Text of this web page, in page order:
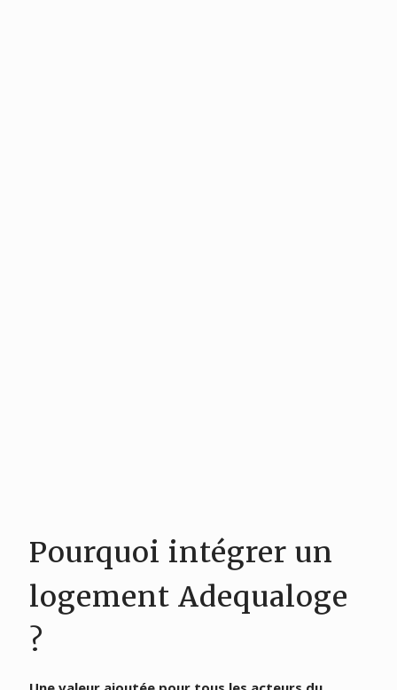
Pourquoi intégrer un
logement Adequaloge
?